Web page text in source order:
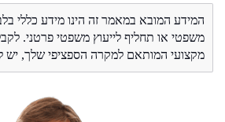
המידע המובא במאמר זה הינו מידע כללי
משפטי או תחליף לייעוץ משפטי פרטני.
מקצועי המותאם למקרה הספציפי שלך, יש